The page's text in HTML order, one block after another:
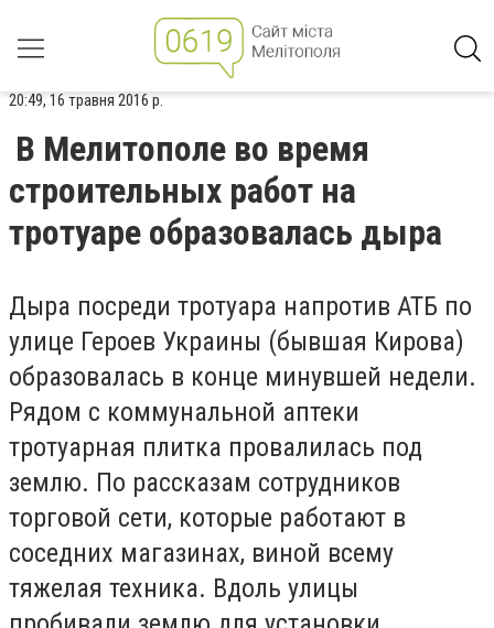
20:49, 16 травня 2016 р.
В Мелитополе во время
строительных работ на
тротуаре образовалась дыра
Дыра посреди тротуара напротив АТБ по
улице Героев Украины (бывшая Кирова)
образовалась в конце минувшей недели.
Рядом с коммунальной аптеки
тротуарная плитка провалилась под
землю. По рассказам сотрудников
торговой сети, которые работают в
соседних магазинах, виной всему
тяжелая техника. Вдоль улицы